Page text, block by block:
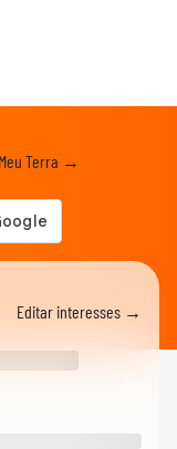
Terra →
Editar interesses →